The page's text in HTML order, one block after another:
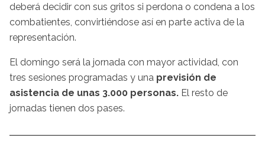
deberá decidir con sus gritos si perdona o condena a los
combatientes, convirtiéndose así en parte activa de la
representación.
El domingo será la jornada con mayor actividad, con
tres sesiones programadas y una previsión de
asistencia de unas 3.000 personas. El resto de
jornadas tienen dos pases.